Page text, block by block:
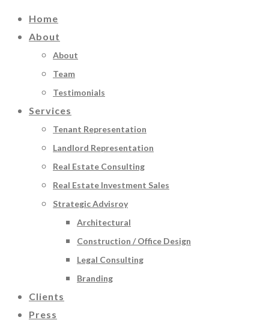
Home
About
About
Team
Testimonials
Services
Tenant Representation
Landlord Representation
Real Estate Consulting
Real Estate Investment Sales
Strategic Advisroy
Architectural
Construction / Office Design
Legal Consulting
Branding
Clients
Press